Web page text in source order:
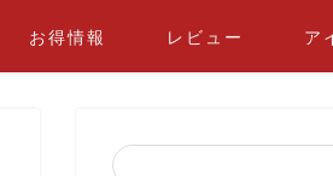
お得情報 レビュー ア